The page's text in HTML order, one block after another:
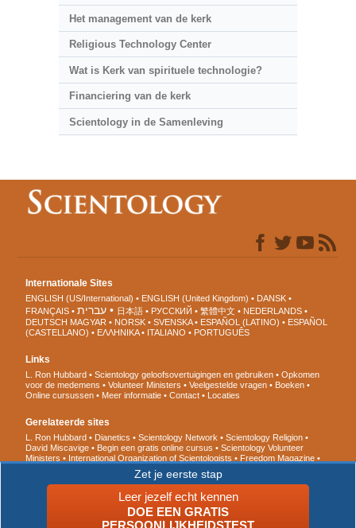
Het management van de kerk
Religious Technology Center
Wat is Kerk van spirituele technologie?
Financiering van de kerk
Scientology in de Samenleving
Zet je eerste stap
Leer jezelf echt kennen
DOE EEN GRATIS
PERSOONLIJKHEIDSTEST
Internationale Sites
ENGLISH (US/International) ENGLISH (United Kingdom)
DANSK
FRANÇAIS
עברית 日本語 РУССКИЙ 繁體中文
NEDERLANDS
DEUTSCH MAGYAR NORSK SVENSKA ESPAÑOL (LATINO)
ESPAÑOL
(CASTELLANO)
ΕΛΛΗΝΙΚA ITALIANO PORTUGUÊS
Links
L. Ron Hubbard Scientology geloofsovertuigingen en gebruiken
Opkomen
voor de medemens
Volunteer Ministers Veelgestelde vragen
Boeken
Online cursussen
Meer informatie Contact Locaties
Gerelateerde sites
L. Ron Hubbard Dianetics Scientology Network
Scientology Religion
David Miscavige
Begin een gratis online cursus
Scientology Volunteer
Ministers
International Organization of Scientologists
Freedom Magazine
De Weg naar een Gelukkig Leven
United voor Mensenrechten
Jongeren voor
Mensenrechten
© 2026 Scientology Kerk Internationaal. Alle rechten voorbehouden.